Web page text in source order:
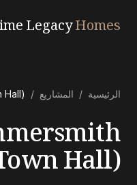
LegacyHomes
الخدمات
المناطق
الرئيسية / المشاريع /
Hall)
Hall)